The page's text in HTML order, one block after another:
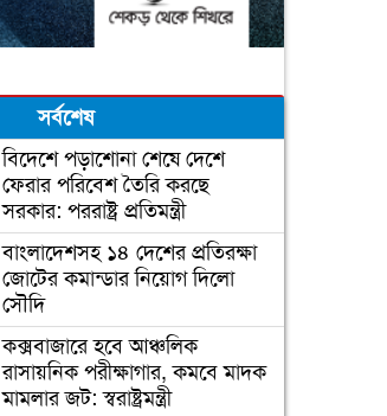
সর্বশেষ
বিদেশে পড়াশোনা শেষে দেশে
ফেরার পরিবেশ তৈরি করছে
সরকার: পররাষ্ট্র প্রতিমন্ত্রী
বাংলাদেশসহ ১৪ দেশের প্রতিরক্ষা
জোটের কমান্ডার নিয়োগ দিলো
সৌদি
কক্সবাজারে হবে আঞ্চলিক
রাসায়নিক পরীক্ষাগার, কমবে মাদক
মামলার জট: স্বরাষ্ট্রমন্ত্রী